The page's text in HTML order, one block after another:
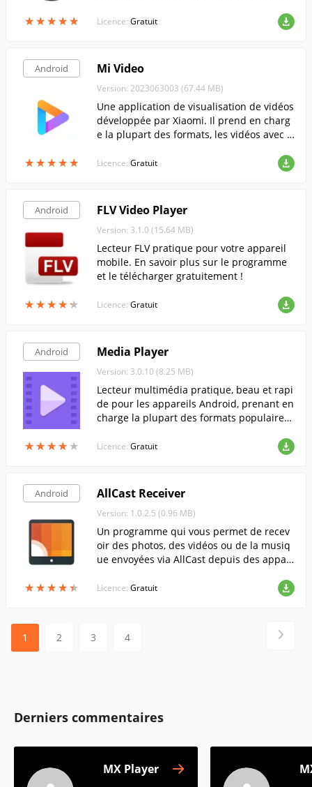
★★★★★
★★★★★
en ligne sur les médias sociaux.
Licence: Gratuit
Android
★★★★★
★★★★★
Mi Video
Version: 2023063003 (67.44 MB)
Une application de visualisation de vidéos
développée par Xiaomi. Il prend en charg
e la plupart des formats, les vidéos avec p
n nombre d'autres fonctions utiles.
Licence: Gratuit
Android
★★★★★
★★★★★
FLV Video Player
Version: 3.1.0 (15.64 MB)
Lecteur FLV pratique pour votre appareil
mobile. En savoir plus sur le programme
et le télécharger gratuitement !
Licence: Gratuit
Android
★★★★ ★
★★★★ ★
Media Player
Version: 3.0.10 (8.25 MB)
Lecteur multimédia pratique, beau et rapi
de pour les appareils Android, prenant en
charge la plupart des formats populaires
Licence: Gratuit
Android
★★★★★
★★★★★
AllCast Receiver
Version: 1.0.2.5 (0.96 MB)
Un programme qui vous permet de recev
oir des photos, des vidéos ou de la musiq
ue envoyées via AllCast depuis des appar
Licence: Gratuit
1 2 3 4
Derniers commentaires
MX Player